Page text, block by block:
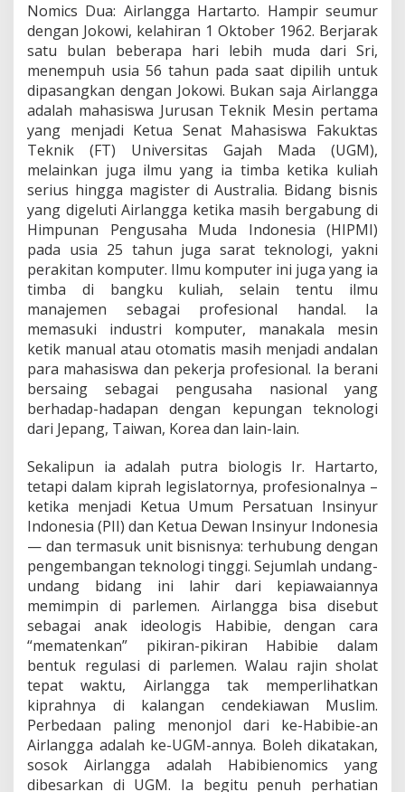
Nomics Dua: Airlangga Hartarto. Hampir seumur
dengan Jokowi, kelahiran 1 Oktober 1962. Berjarak
satu bulan beberapa hari lebih muda dari Sri,
menempuh usia 56 tahun pada saat dipilih untuk
dipasangkan dengan Jokowi. Bukan saja Airlangga
adalah mahasiswa Jurusan Teknik Mesin pertama
yang menjadi Ketua Senat Mahasiswa Fakuktas
Teknik (FT) Universitas Gajah Mada (UGM),
melainkan juga ilmu yang ia timba ketika kuliah
serius hingga magister di Australia. Bidang bisnis
yang digeluti Airlangga ketika masih bergabung di
Himpunan Pengusaha Muda Indonesia (HIPMI)
pada usia 25 tahun juga sarat teknologi, yakni
perakitan komputer. Ilmu komputer ini juga yang ia
timba di bangku kuliah, selain tentu ilmu
manajemen sebagai profesional handal. Ia
memasuki industri komputer, manakala mesin
ketik manual atau otomatis masih menjadi andalan
para mahasiswa dan pekerja profesional. Ia berani
bersaing sebagai pengusaha nasional yang
berhadap-hadapan dengan kepungan teknologi
dari Jepang, Taiwan, Korea dan lain-lain.
Sekalipun ia adalah putra biologis Ir. Hartarto,
tetapi dalam kiprah legislatornya, profesionalnya –
ketika menjadi Ketua Umum Persatuan Insinyur
Indonesia (PII) dan Ketua Dewan Insinyur Indonesia
— dan termasuk unit bisnisnya: terhubung dengan
pengembangan teknologi tinggi. Sejumlah undang-
undang bidang ini lahir dari kepiawaiannya
memimpin di parlemen. Airlangga bisa disebut
sebagai anak ideologis Habibie, dengan cara
“mematenkan” pikiran-pikiran Habibie dalam
bentuk regulasi di parlemen. Walau rajin sholat
tepat waktu, Airlangga tak memperlihatkan
kiprahnya di kalangan cendekiawan Muslim.
Perbedaan paling menonjol dari ke-Habibie-an
Airlangga adalah ke-UGM-annya. Boleh dikatakan,
sosok Airlangga adalah Habibienomics yang
dibesarkan di UGM. Ia begitu penuh perhatian